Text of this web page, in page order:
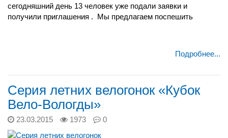
сегодняшний день 13 человек уже подали заявки и
получили приглашения . Мы предлагаем поспешить
Подробнее...
Cерия летних велогонок «Кубок
Вело-Вологды»
23.03.2015 1973 0